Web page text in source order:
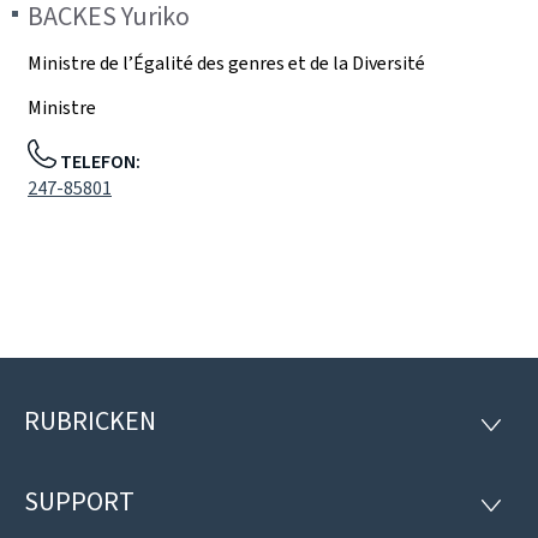
BACKESYuriko
Ministre de l’Égalité des genres et de la Diversité
Ministre
TELEFON:
247-85801
Fousszeil
RUBRICKEN
SUPPORT